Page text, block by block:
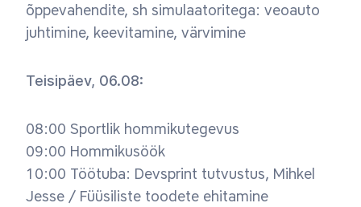
õppevahendite, sh simulaatoritega: veoauto
juhtimine, keevitamine, värvimine
Teisipäev, 06.08:
08:00 Sportlik hommikutegevus
09:00 Hommikusöök
10:00 Töötuba: Devsprint tutvustus, Mihkel
Jesse / Füüsiliste toodete ehitamine